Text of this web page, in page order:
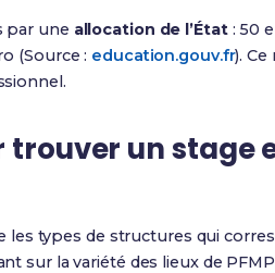
par une allocation de l’État: 50
(Source : education.gouv.fr).
trouver un stage
les types de structures qui
sur la variété des lieux de